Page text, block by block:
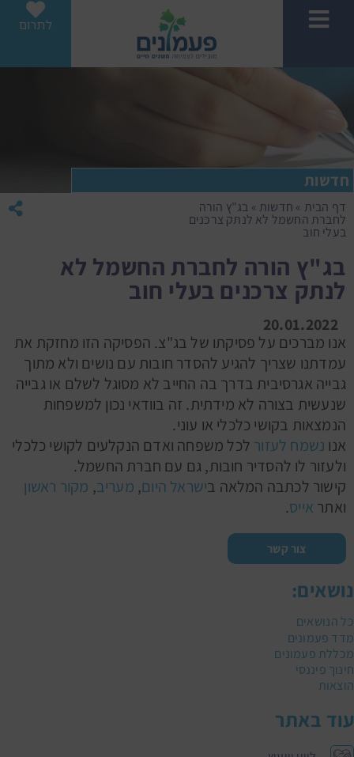
לתרום
חדשות
דף הבית » חדשות » בג"ץ הורה
לחברת החשמל לא לנתק צרכנים
בעלי חוב
נושאים:
כל הנושאים
מדד פעמונים
מכללת פעמונים
חינוך פיננסי
הוצאות
עוד באתר
בג"ץ הורה לחברת החשמל לא
לנתק צרכנים בעלי חוב
20.01.2022
אנו מברכים על פסיקתו של בג"צ. הפסיקה הזו מחזקת את
עמדתנו שצריך להגיע להסדר חובות עם נושים ולא מתוך
גבייה אגרסיבית בדרך בה החייב לא מסוגל לשלם או גבייה
שנעשית בצורה לא מידתית. זה בוודאי נכון למשפחות
הנמצאות בקושי כלכלי או עוני.
אנו נשמח לעזור לכל משפחה ואדם הנקלעים לקושי כלכלי
ולעזור לו להסדיר חובות, גם עם חברת החשמל.
קישור לכתבה המלאה בישראל היום, מעריב, מקור ראשון
ואתר אייס.
צור קשר